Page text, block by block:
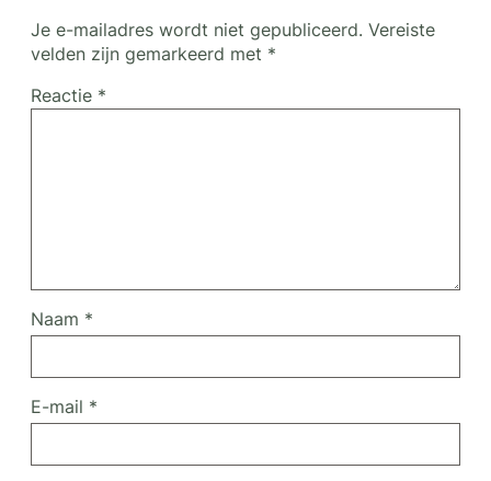
Je e-mailadres wordt niet gepubliceerd. Vereiste
velden zijn gemarkeerd met *
Reactie *
Naam *
E-mail *